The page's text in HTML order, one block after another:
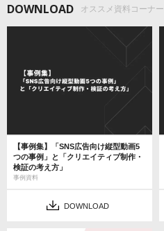
DOWNLOAD オススメ資料コーナー
【事例集】「SNS広告向け縦型動画5
つの事例」と「クリエイティブ制作・
検証の考え方」
事例資料
DOWNLOAD